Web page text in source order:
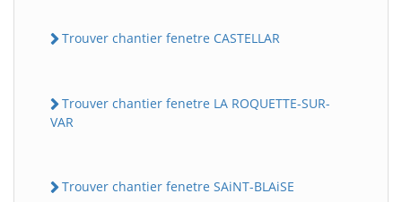
Trouver chantier fenetre CASTELLAR
Trouver chantier fenetre LA ROQUETTE-SUR-
VAR
Trouver chantier fenetre SAiNT-BLAiSE